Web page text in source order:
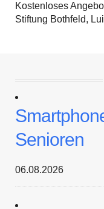
Kostenloses
Stiftung Bothfeld,
Senioren
06.08.2026